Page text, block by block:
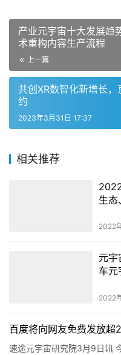
产业元宇宙十大发展趋
术重构内容生产流程
上一篇
共创XR数智化新增长
约
2023年3月31日 17:37
相关推荐
生态
2022
元宇
车元
2022
百度将向网友免费发放超
速途元宇宙研究院3月9日讯